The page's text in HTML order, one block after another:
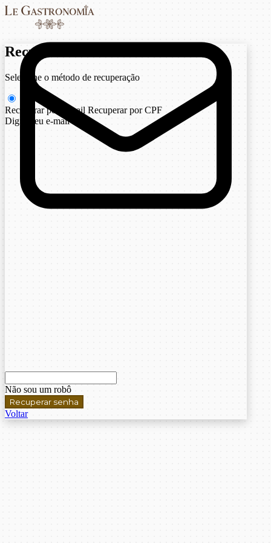
Recuperar senha
Selecione o método de recuperação
Recuperar por e-mail Recuperar por CPF
Digite seu e-mail
Não sou um robô
Recuperar senha
Voltar